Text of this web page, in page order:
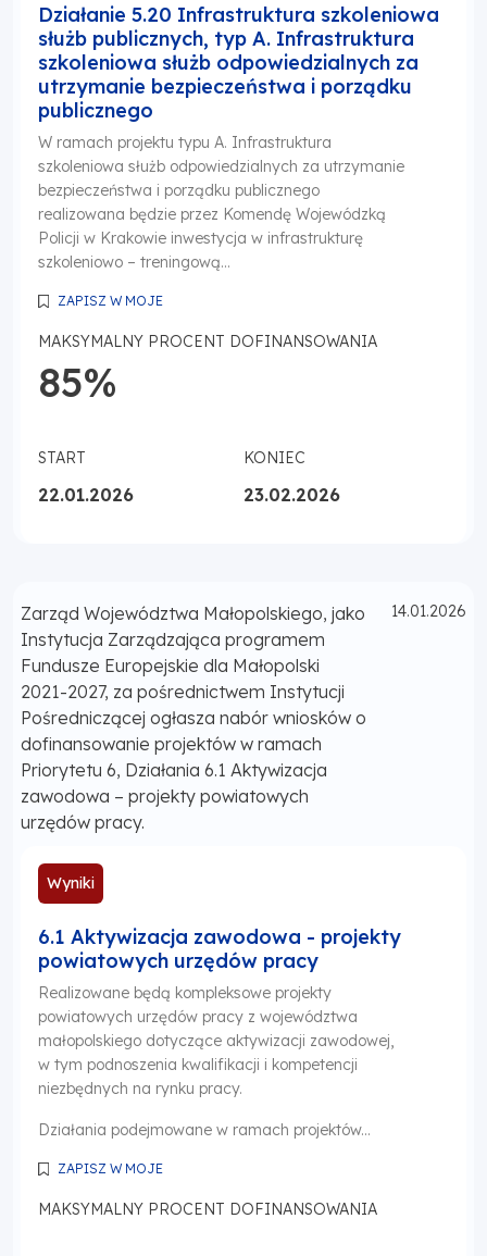
Działanie 5.20 Infrastruktura szkoleniowa
służb publicznych, typ A. Infrastruktura
szkoleniowa służb odpowiedzialnych za
utrzymanie bezpieczeństwa i porządku
publicznego
W ramach projektu typu A. Infrastruktura
szkoleniowa służb odpowiedzialnych za utrzymanie
bezpieczeństwa i porządku publicznego
realizowana będzie przez Komendę Wojewódzką
Policji w Krakowie inwestycja w infrastrukturę
szkoleniowo – treningową...
ZAPISZ W MOJE
MAKSYMALNY PROCENT DOFINANSOWANIA
85%
START
22.01.2026
KONIEC
23.02.2026
Zarząd Województwa Małopolskiego, jako
Instytucja Zarządzająca programem
Fundusze Europejskie dla Małopolski
2021-2027, za pośrednictwem Instytucji
Pośredniczącej ogłasza nabór wniosków o
dofinansowanie projektów w ramach
Priorytetu 6, Działania 6.1 Aktywizacja
zawodowa – projekty powiatowych
urzędów pracy.
14.01.2026
Wyniki
6.1 Aktywizacja zawodowa - projekty
powiatowych urzędów pracy
Realizowane będą kompleksowe projekty
powiatowych urzędów pracy z województwa
małopolskiego dotyczące aktywizacji zawodowej,
w tym podnoszenia kwalifikacji i kompetencji
niezbędnych na rynku pracy.
Działania podejmowane w ramach projektów...
ZAPISZ W MOJE
MAKSYMALNY PROCENT DOFINANSOWANIA